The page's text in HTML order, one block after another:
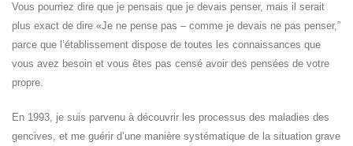
Vous pourriez dire que je pensais que je devais penser, mais il serait
plus exact de dire «Je ne pense pas – comme je devais ne pas penser,”
parce que l’établissement dispose de toutes les connaissances que
vous avez besoin et vous êtes pas censé avoir des pensées de votre
propre.
En 1993, je suis parvenu à découvrir les processus des maladies des
gencives, et me guérir d’une manière systématique de la situation grave